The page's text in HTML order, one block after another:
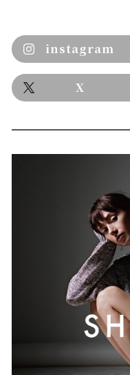
instagram
X